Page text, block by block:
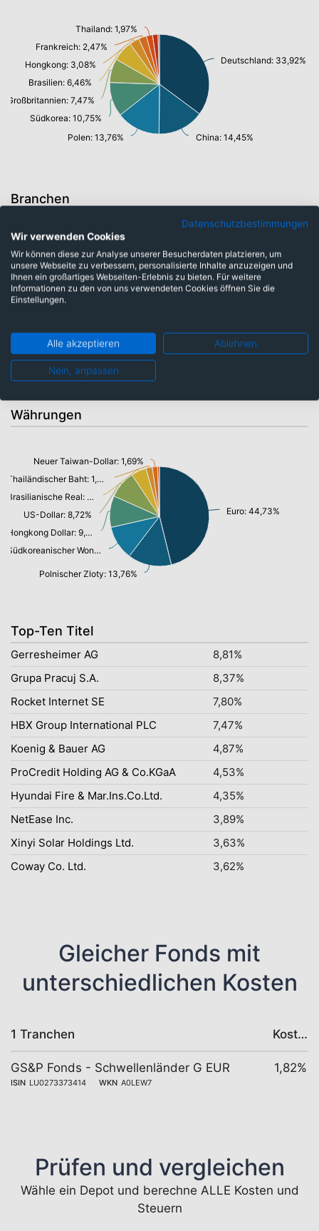
Deutschland: 33,92%
China: 14,45%
Polen: 13,76%
Südkorea: 10,75%
Großbritannien: 7,47%
Brasilien: 6,46%
Hongkong: 3,08%
Frankreich: 2,47%
Thailand: 1,97%
Branchen
Konsumgüter: 30,03%
Industrie: 21,77%
Informationstechnologie/ Telekommunikation: 21,45%
Finanzen: 10,54%
Gesundheitswesen: 10,26%
Rohstoffe: 1,97%
Währungen
Euro: 44,73%
Polnischer Zloty: 13,76%
Südkoreanischer Won: 10,75%
Hongkong Dollar: 9,90%
US-Dollar: 8,72%
Brasilianische Real: 4,80%
Thailändischer Baht: 1,97%
Neuer Taiwan-Dollar: 1,69%
Top-Ten Titel
Gerresheimer AG
8,81%
Grupa Pracuj S.A.
8,37%
Rocket Internet SE
7,80%
HBX Group International PLC
7,47%
Koenig & Bauer AG
4,87%
ProCredit Holding AG & Co.KGaA
4,53%
Hyundai Fire & Mar.Ins.Co.Ltd.
4,35%
NetEase Inc.
3,89%
Xinyi Solar Holdings Ltd.
3,63%
Coway Co. Ltd.
3,62%
Gleicher Fonds mit
unterschiedlichen Kosten
1 Tranchen Kosten
GS&P Fonds - Schwellenländer G EUR
ISIN LU0273373414 WKN A0LEW7
1,82%
Prüfen und vergleichen
Wähle ein Depot und berechne ALLE Kosten und
Steuern
Datenschutzbestimmungen
Wir verwenden Cookies
Wir können diese zur Analyse unserer Besucherdaten platzieren, um
unsere Webseite zu verbessern, personalisierte Inhalte anzuzeigen und
Ihnen ein großartiges Webseiten-Erlebnis zu bieten. Für weitere
Informationen zu den von uns verwendeten Cookies öffnen Sie die
Einstellungen.
Alle akzeptieren Ablehnen
Nein, anpassen